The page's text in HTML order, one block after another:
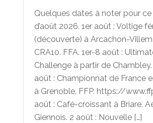
Quelques dates à noter pour
d’août 2026. 1er août : Voltige
(découverte) à Arcachon-
CRA10. FFA. 1er-8 août :
Challenge à partir de Chambley.
août : Championnat de France
à Grenoble. FFP. https://
août : Café-croissant à Briare.
Giennois. 2 août : Nouvelle […]